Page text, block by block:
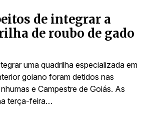
de integrar a
de roubo de gado
uma quadrilha especializada em
goiano foram detidos nas
e Campestre de Goiás. As
terça-feira…